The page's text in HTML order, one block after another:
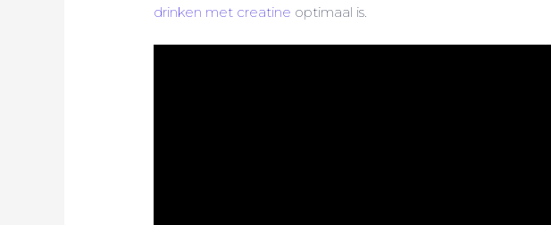
drinken met creatine optimaal is.